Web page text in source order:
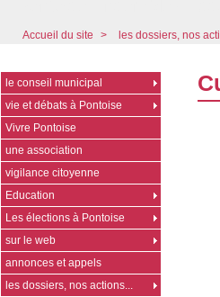
Accueil du site > les dossiers, nos
le conseil municipal
vie et débats à Pontoise
Vivre Pontoise
une association
vigilance citoyenne
Education
Les élections à Pontoise
sur le web
annonces et appels
les dossiers, nos actions...